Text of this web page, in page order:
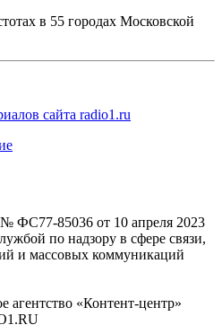
в 55 городах Московской
сайта radio1.ru
ФС77-85036 от 10 апреля 2023
по надзору в сфере связи,
и массовых коммуникаций
«Контент-центр»